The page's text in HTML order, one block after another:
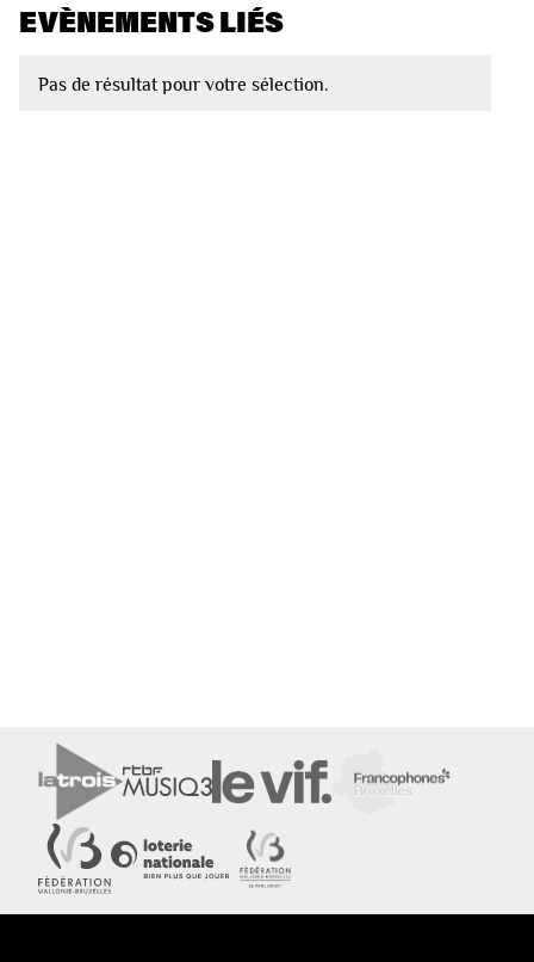
EVÈNEMENTS LIÉS
Pas de résultat pour votre sélection.